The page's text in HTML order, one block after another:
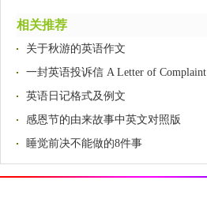
相关推荐
关于秋游的英语作文
一封英语投诉信 A Letter of Complaint
英语日记格式及例文
感恩节的由来故事中英文对照版
睡觉前决不能做的8件事